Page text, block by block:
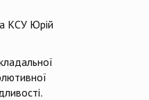
КСУ Юрій